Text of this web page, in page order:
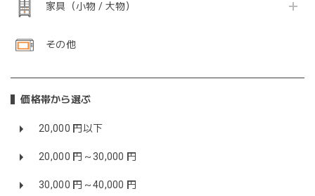
家具（小物 / 大物）
その他
価格帯から選ぶ
20,000 円以下
20,000 円～30,000 円
30,000 円～40,000 円